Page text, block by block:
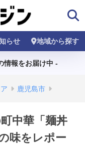
らせ 地域から探す
情報をお届け中 -
鹿児島市
中華「麺丼
味をレポー